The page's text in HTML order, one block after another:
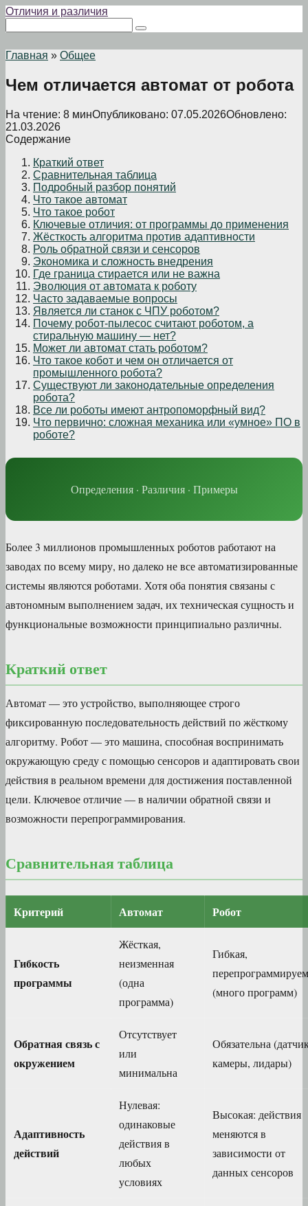
Перейти
контенту
Отличия и различия
Главная » Общее
Чем отличается автомат от робота
На чтение: 8 минОпубликовано: 07.05.2026Обновлено:
21.03.2026
Содержание
Краткий ответ
Сравнительная таблица
Подробный разбор понятий
Что такое автомат
Что такое робот
Ключевые отличия: от программы до применения
Жёсткость алгоритма против адаптивности
Роль обратной связи и сенсоров
Экономика и сложность внедрения
Где граница стирается или не важна
Эволюция от автомата к роботу
Часто задаваемые вопросы
Является ли станок с ЧПУ роботом?
Почему робот-пылесос считают роботом, а
стиральную машину — нет?
Может ли автомат стать роботом?
Что такое кобот и чем он отличается от
промышленного робота?
Существуют ли законодательные определения
робота?
Все ли роботы имеют антропоморфный вид?
Что первично: сложная механика или «умное» ПО в
роботе?
Определения · Различия · Примеры
Более 3 миллионов промышленных роботов работают на
заводах по всему миру, но далеко не все автоматизированные
системы являются роботами. Хотя оба понятия связаны с
автономным выполнением задач, их техническая сущность и
функциональные возможности принципиально различны.
Краткий ответ
Автомат — это устройство, выполняющее строго
фиксированную последовательность действий по жёсткому
алгоритму. Робот — это машина, способная воспринимать
окружающую среду с помощью сенсоров и адаптировать свои
действия в реальном времени для достижения поставленной
цели. Ключевое отличие — в наличии обратной связи и
возможности перепрограммирования.
Сравнительная таблица
Критерий Автомат Робот
Гибкость
программы
Жёсткая,
неизменная
(одна
программа)
Гибкая,
(много программ)
Обратная связь с
окружением
Отсутствует
или
минимальна
Обязательна
камеры, лидары)
Адаптивность
действий
Нулевая:
одинаковые
действия в
любых
условиях
Высокая: действия
меняются в
зависимости от
данных сенсоров